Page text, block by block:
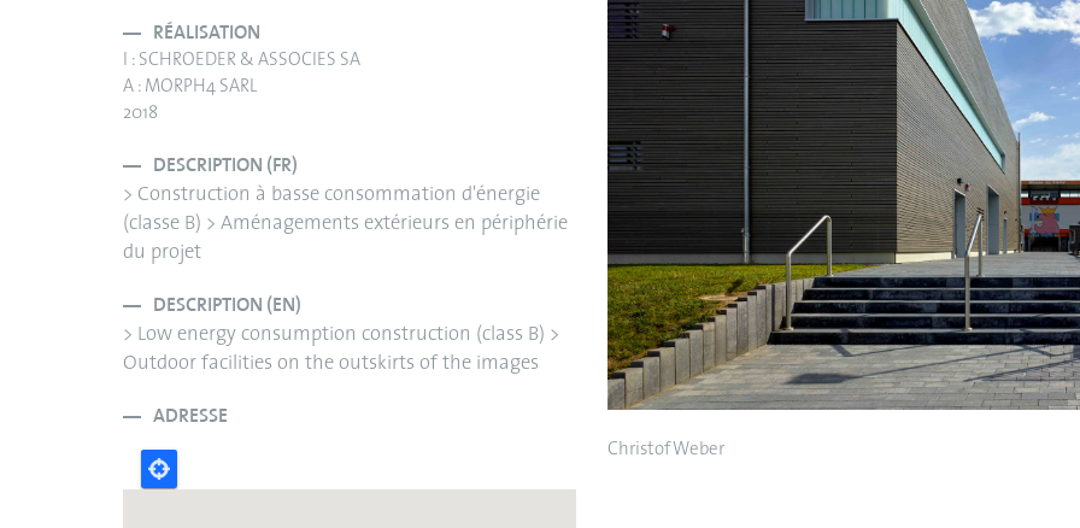
RÉALISATION
I : SCHROEDER & ASSOCIES SA
A : MORPH4 SARL
2018
DESCRIPTION (FR)
> Construction à basse consommation d'énergie
(classe B) > Aménagements extérieurs en périphérie
du projet
DESCRIPTION (EN)
> Low energy consumption construction (class B) >
Outdoor facilities on the outskirts of the images
ADRESSE
Christof Weber